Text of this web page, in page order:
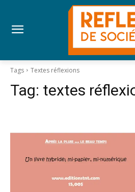
Tags Textes réflexions
Tag: textes